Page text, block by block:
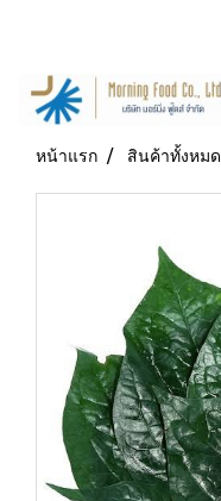
หน้าแรก สินค้าทั้งหมด